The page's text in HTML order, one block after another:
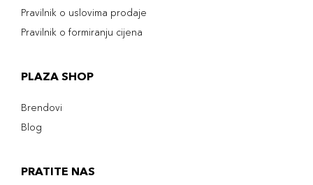
Pravilnik o uslovima prodaje
Pravilnik o formiranju cijena
PLAZA SHOP
Brendovi
Blog
PRATITE NAS